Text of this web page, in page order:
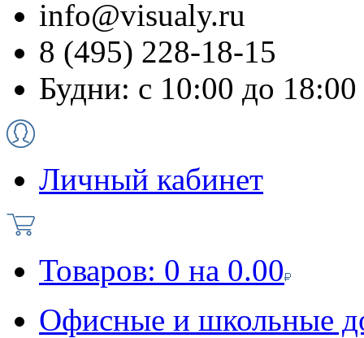
info@visualy.ru
8 (495) 228-18-15
Будни: с 10:00 до 18:00
Личный кабинет
Товаров: 0 на 0.00
Офисные и школьные